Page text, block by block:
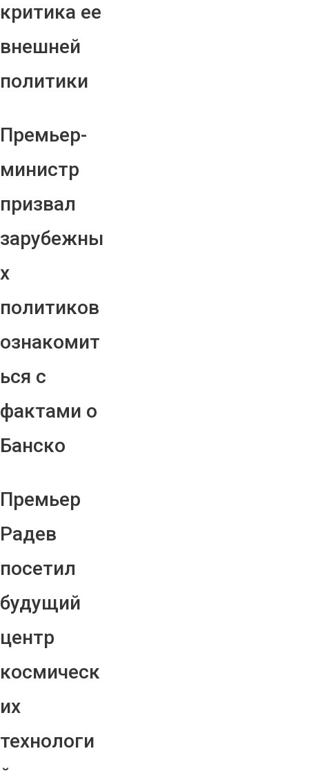
критика ее
внешней
политики
Премьер-
министр
призвал
зарубежны
х
политиков
ознакомит
ься с
фактами о
Банско
Премьер
Радев
посетил
будущий
центр
космическ
их
технологи